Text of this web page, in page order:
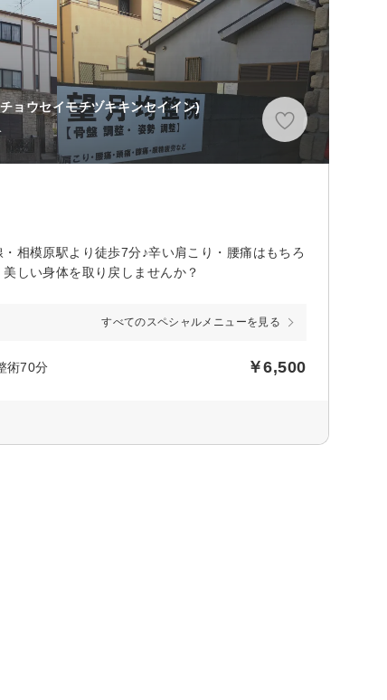
ョウセイモチヅキキンセイイン)
相模原駅より徒歩7分♪辛い肩こり・腰痛はもちろ
しい身体を取り戻しませんか？
すべてのスペシャルメニューを見る
術70分 ￥6,500